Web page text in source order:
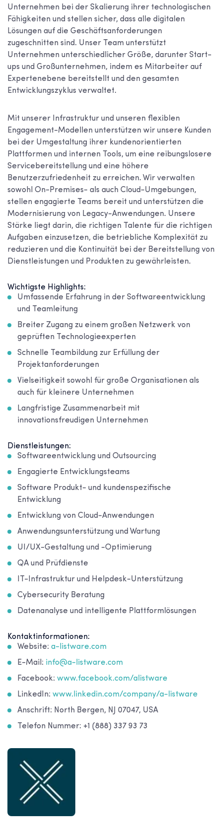
Unternehmen bei der Skalierung ihrer technologischen
Fähigkeiten und stellen sicher, dass alle digitalen
Lösungen auf die Geschäftsanforderungen
zugeschnitten sind. Unser Team unterstützt
Unternehmen unterschiedlicher Größe, darunter Start-
ups und Großunternehmen, indem es Mitarbeiter auf
Expertenebene bereitstellt und den gesamten
Entwicklungszyklus verwaltet.
Mit unserer Infrastruktur und unseren flexiblen
Engagement-Modellen unterstützen wir unsere Kunden
bei der Umgestaltung ihrer kundenorientierten
Plattformen und internen Tools, um eine reibungslosere
Servicebereitstellung und eine höhere
Benutzerzufriedenheit zu erreichen. Wir verwalten
sowohl On-Premises- als auch Cloud-Umgebungen,
stellen engagierte Teams bereit und unterstützen die
Modernisierung von Legacy-Anwendungen. Unsere
Stärke liegt darin, die richtigen Talente für die richtigen
Aufgaben einzusetzen, die betriebliche Komplexität zu
reduzieren und die Kontinuität bei der Bereitstellung von
Dienstleistungen und Produkten zu gewährleisten.
Wichtigste Highlights:
Umfassende Erfahrung in der Softwareentwicklung
und Teamleitung
Breiter Zugang zu einem großen Netzwerk von
geprüften Technologieexperten
Schnelle Teambildung zur Erfüllung der
Projektanforderungen
Vielseitigkeit sowohl für große Organisationen als
auch für kleinere Unternehmen
Langfristige Zusammenarbeit mit
innovationsfreudigen Unternehmen
Dienstleistungen:
Softwareentwicklung und Outsourcing
Engagierte Entwicklungsteams
Software Produkt- und kundenspezifische
Entwicklung
Entwicklung von Cloud-Anwendungen
Anwendungsunterstützung und Wartung
UI/UX-Gestaltung und -Optimierung
QA und Prüfdienste
IT-Infrastruktur und Helpdesk-Unterstützung
Cybersecurity Beratung
Datenanalyse und intelligente Plattformlösungen
Kontaktinformationen:
Website: a-listware.com
E-Mail: info@a-listware.com
Facebook: www.facebook.com/alistware
LinkedIn: www.linkedin.com/company/a-listware
Anschrift: North Bergen, NJ 07047, USA
Telefon Nummer: +1 (888) 337 93 73